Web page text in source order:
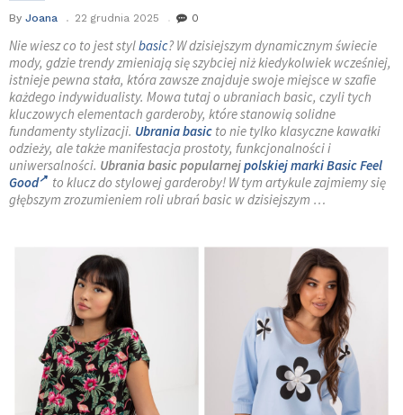
By Joana 22 grudnia 2025 0
Nie wiesz co to jest stylbasic? W dzisiejszym dynamicznym świecie
mody, gdzie trendy zmieniają się szybciej niż kiedykolwiek wcześniej,
istnieje pewna stała, która zawsze znajduje swoje miejsce w szafie
każdego indywidualisty. Mowa tutaj o ubraniach basic, czyli tych
kluczowych elementach garderoby, które stanowią solidne
fundamenty stylizacji. Ubrania basic to nie tylko klasyczne kawałki
odzieży, ale także manifestacja prostoty, funkcjonalności i
uniwersalności. Ubrania basic popularnejpolskiej marki Basic Feel
Good
to klucz do stylowej garderoby! W tym artykule zajmiemy się
głębszym zrozumieniem roli ubrań basic w dzisiejszym …